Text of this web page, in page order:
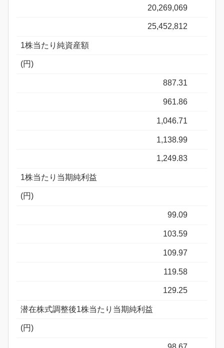
20,269,069
25,452,812
1株当たり純資産額
(円)
887.31
961.86
1,046.71
1,138.99
1,249.83
1株当たり当期純利益
(円)
99.09
103.59
109.97
119.58
129.25
潜在株式調整後1株当たり当期純利益
(円)